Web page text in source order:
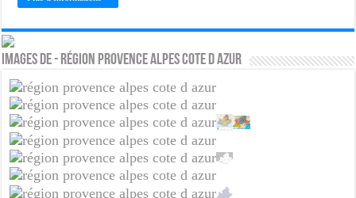
Images de - Région provence alpes cote d azur